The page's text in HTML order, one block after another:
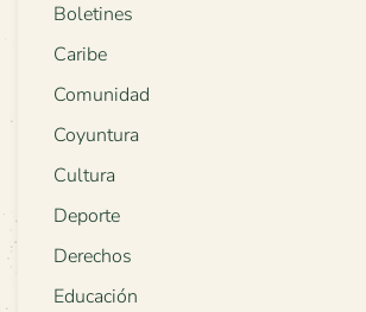
Boletines
Caribe
Comunidad
Coyuntura
Cultura
Deporte
Derechos
Educación